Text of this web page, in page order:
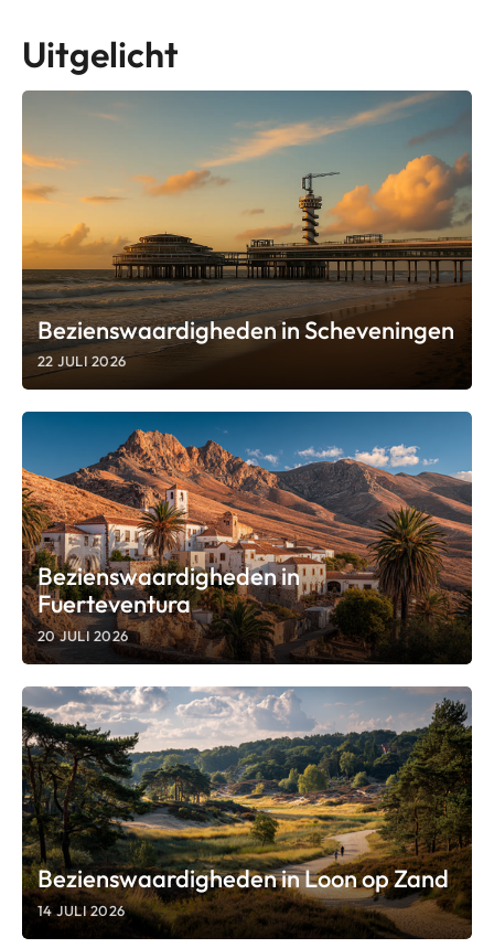
Uitgelicht
Bezienswaardigheden in Scheveningen
22 JULI 2026
Bezienswaardigheden in
Fuerteventura
20 JULI 2026
Bezienswaardigheden in Loon op Zand
14 JULI 2026